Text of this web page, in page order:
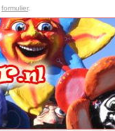
formulier.